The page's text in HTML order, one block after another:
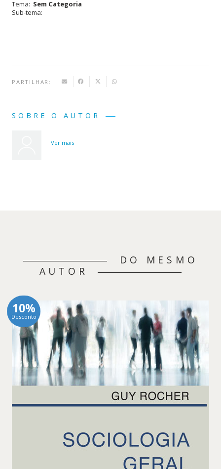
III
Tema: Sem Categoria
Sub-tema:
PARTILHAR:
SOBRE O AUTOR
Ver mais
DO MESMO
AUTOR
10%
Desconto